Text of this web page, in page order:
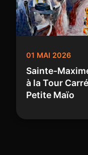
01 MAI 2026
Sainte-
à la Tour
Petite Maïo